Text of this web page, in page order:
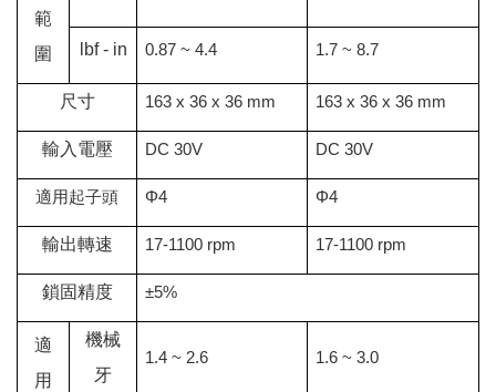
範
圍
lbf - in 0.87 ~ 4.4 1.7 ~ 8.7
尺寸 163 x 36 x 36 mm 163 x 36 x 36 mm
輸入電壓 DC 30V DC 30V
適用起子頭 Φ4 Φ4
輸出轉速 17-1100 rpm 17-1100 rpm
鎖固精度 ±5%
適
用
機械
牙
1.4 ~ 2.6 1.6 ~ 3.0